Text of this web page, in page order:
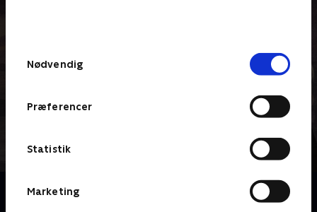
Nødvendig
Præferencer
Statistik
Marketing
Om Shetland